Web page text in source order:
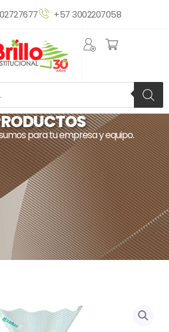
+57 3002207058
para tu empresa y equipo.